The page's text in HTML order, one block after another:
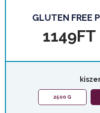
GLUTEN FREE
1149FT
2500 G